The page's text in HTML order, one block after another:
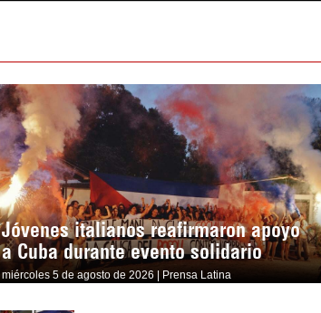
Jóvenes italianos reafirmaron apoyo
a Cuba durante evento solidario
miércoles 5 de agosto de 2026 | Prensa Latina